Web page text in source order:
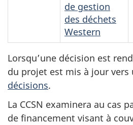
de gestion
des déchets
Western
Lorsqu’une décision est
du projet est mis à jour vers
décisions.
La CCSN examinera au cas
de financement visant à